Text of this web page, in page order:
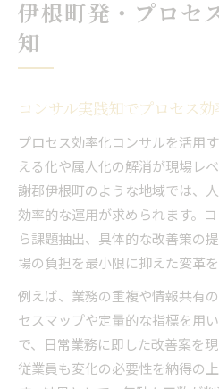
伊根町発・プロセ
知
コンサル実践知でプロセス
プロセス効率化コンサルを活用
える化や属人化の解消が現場レ
謝郡伊根町のような地域では、
効率的な運用が求められます。
ら課題抽出、具体的な改善策の
場の負担を最小限に抑えた変革を
例えば、業務の重複や情報共有
セスマップや定量的な指標を用
で、日常業務に即した改善案を
従業員も変化の必要性を納得の